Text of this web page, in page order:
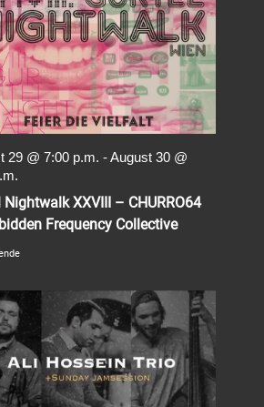
Nightwalk XXVIII – CHURRO64
Frequency Collective
29 @ 7:00 p.m. -August 30 @